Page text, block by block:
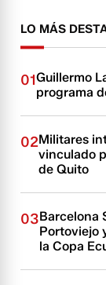
LO MÁS
01Guillermo
programa
02Militares
vinculado
de Quito
03Barcelona
Portoviejo
la Copa